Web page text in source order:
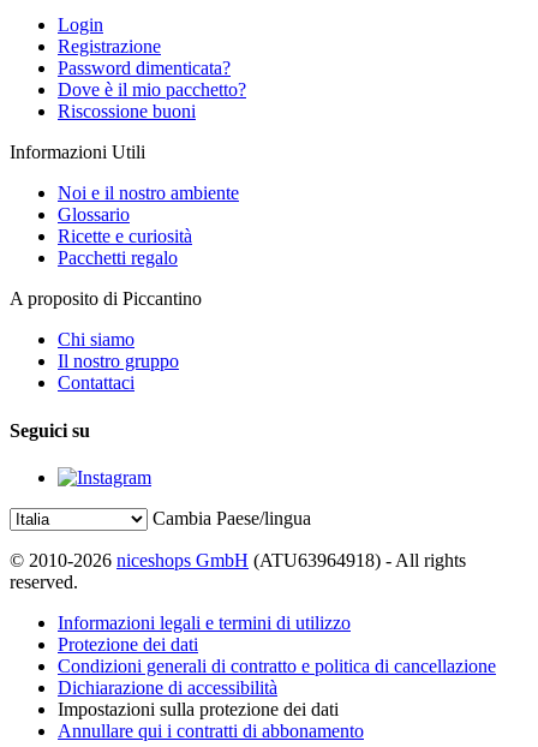
Login
Registrazione
Password dimenticata?
Dove è il mio pacchetto?
Riscossione buoni
Informazioni Utili
Noi e il nostro ambiente
Glossario
Ricette e curiosità
Pacchetti regalo
A proposito di Piccantino
Chi siamo
Il nostro gruppo
Contattaci
Seguici su
Cambia Paese/lingua
© 2010-2026 niceshops GmbH (ATU63964918) - All rights
reserved.
Informazioni legali e termini di utilizzo
Protezione dei dati
Condizioni generali di contratto e politica di cancellazione
Dichiarazione di accessibilità
Impostazioni sulla protezione dei dati
Annullare qui i contratti di abbonamento